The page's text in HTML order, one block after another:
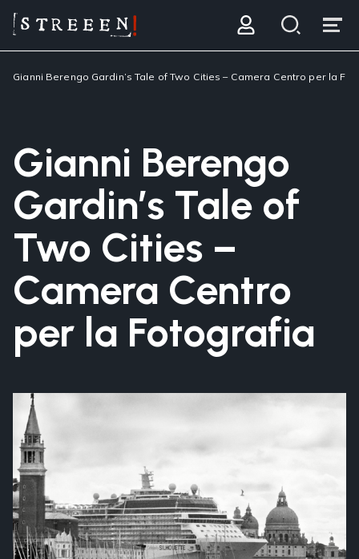
Gianni Berengo Gardin’s Tale of Two Cities – Camera Centro per la
Gianni Berengo
Gardin’s Tale of
Two Cities –
Camera Centro
per la Fotografia